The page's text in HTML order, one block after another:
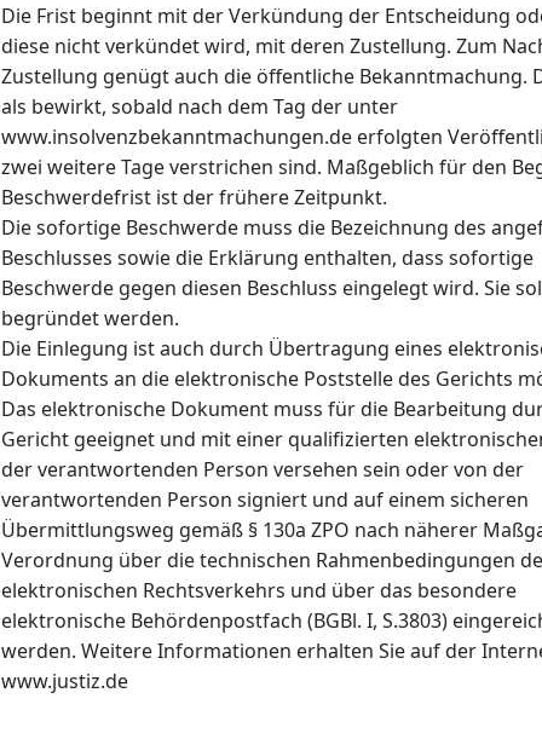
Die Frist beginnt mit der Verkündung der Entscheidung
diese nicht verkündet wird, mit deren Zustellung. Zum
Zustellung genügt auch die öffentliche Bekanntmachung.
als bewirkt, sobald nach dem Tag der unter
www.insolvenzbekanntmachungen.de erfolgten
zwei weitere Tage verstrichen sind. Maßgeblich für den
Beschwerdefrist ist der frühere Zeitpunkt.
Die sofortige Beschwerde muss die Bezeichnung des
Beschlusses sowie die Erklärung enthalten, dass sofortige
Beschwerde gegen diesen Beschluss eingelegt wird. Sie
begründet werden.
Die Einlegung ist auch durch Übertragung eines
Dokuments an die elektronische Poststelle des Gerichts
Das elektronische Dokument muss für die Bearbeitung
Gericht geeignet und mit einer qualifizierten
der verantwortenden Person versehen sein oder von der
verantwortenden Person signiert und auf einem sicheren
Übermittlungsweg gemäß § 130a ZPO nach näherer
Verordnung über die technischen Rahmenbedingungen
elektronischen Rechtsverkehrs und über das besondere
elektronische Behördenpostfach (BGBl. I, S.3803)
werden. Weitere Informationen erhalten Sie auf der
www.justiz.de